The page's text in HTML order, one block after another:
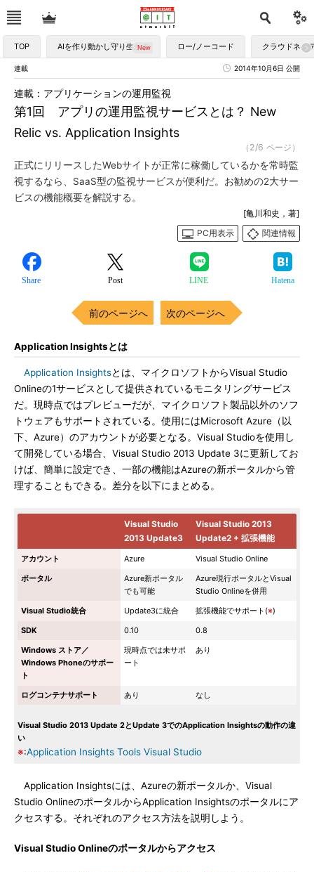
TOP AIを作り動かし守り生かす ロー/ノーコード クラウドネイ
連載 2014年10月6日 公開
第1回 アプリの運用監視サービスとは？ New
Relic vs. Application Insights
連載：アプリケーションの運用監視
（2/6 ページ）
正式にリリースしたWebサイトが正常に稼働しているかを常時監
視するなら、SaaS型の監視サービスが便利だ。お勧めの2大サー
ビスの機能概要を解説する。
[亀川和史，著]
PC用表示
関連情報
Share Post LINE Hatena
前のページへ 次のページへ
Application Insightsとは
Application Insightsとは、マイクロソフトからVisual Studio
Onlineの1サービスとして提供されているモニタリングサービス
だ。現時点ではプレビューだが、マイクロソフト製品以外のソフ
トウェアもサポートされている。使用にはMicrosoft Azure（以
下、Azure）のアカウントが必要となる。Visual Studioを使用し
て開発している場合、Visual Studio 2013 Update 3に更新してお
けば、簡単に設定でき、一部の機能はAzureの新ポータルから管
理することもできる。差分を以下にまとめる。
Visual Studio
2013 Update3
Visual Studio 2013
Update2 + 拡張機能
アカウント Azure
Visual Studio Online
ポータル
Azure新ポータル
でも可能
Azure現行ポータルとVisual
Studio Onlineを併用
Visual Studio統合
Update3に統合 拡張機能でサポート(※)
SDK
0.10
0.8
Windows ストア／
Windows Phoneのサポー
ト
現時点では未サポ
ート
あり
ログコンテナサポート あり なし
Visual Studio 2013 Update 2とUpdate 3でのApplication Insightsの動作の違
い
※:Application Insights Tools Visual Studio
Application Insightsには、Azureの新ポータルか、Visual
Studio OnlineのポータルからApplication Insightsのポータルにア
クセスする。それぞれのアクセス方法を説明しよう。
Visual Studio Onlineのポータルからアクセス